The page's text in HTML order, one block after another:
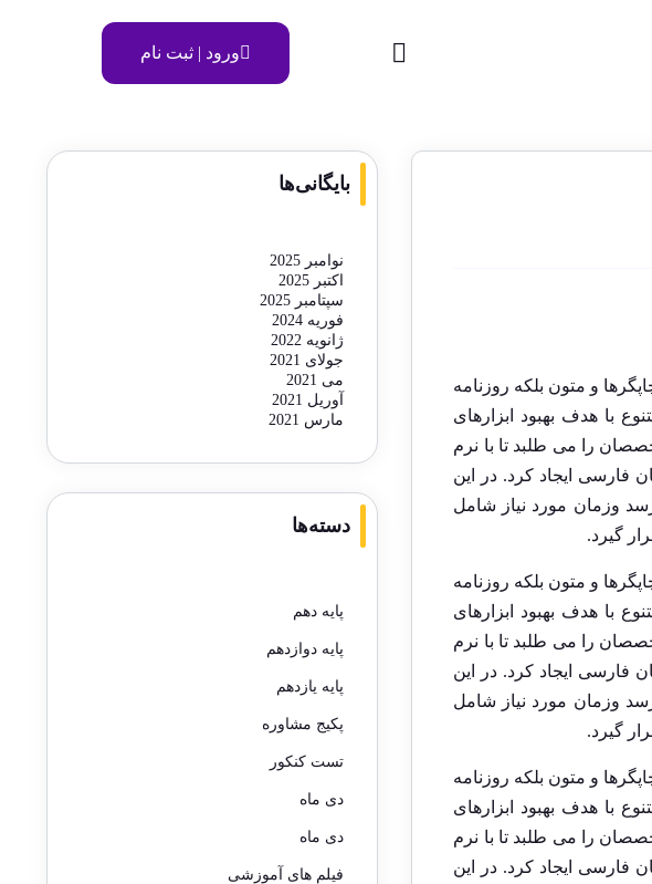
ورود | ثبت نام
و متون بلکه روزنامه
با هدف بهبود ابزارهای
را می طلبد تا با نرم
فارسی ایجاد کرد. در این
وزمان مورد نیاز شامل
گیرد.
و متون بلکه روزنامه
با هدف بهبود ابزارهای
را می طلبد تا با نرم
فارسی ایجاد کرد. در این
وزمان مورد نیاز شامل
گیرد.
و متون بلکه روزنامه
با هدف بهبود ابزارهای
را می طلبد تا با نرم
فارسی ایجاد کرد. در این
بایگانی‌ها
نوامبر 2025
اکتبر 2025
سپتامبر 2025
فوریه 2024
ژانویه 2022
جولای 2021
می 2021
آوریل 2021
مارس 2021
دسته‌ها
پایه دهم
پایه دوازدهم
پایه یازدهم
پکیج مشاوره
تست کنکور
دی ماه
دی ماه
فیلم های آموزشی